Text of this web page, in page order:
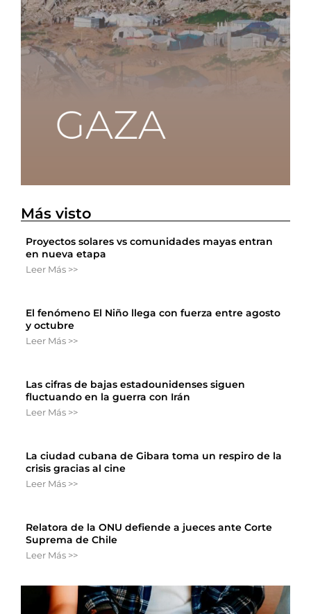
Más visto
Proyectos solares vs comunidades mayas entran
en nueva etapa
Leer Más >>
El fenómeno El Niño llega con fuerza entre agosto
y octubre
Leer Más >>
Las cifras de bajas estadounidenses siguen
fluctuando en la guerra con Irán
Leer Más >>
La ciudad cubana de Gibara toma un respiro de la
crisis gracias al cine
Leer Más >>
Relatora de la ONU defiende a jueces ante Corte
Suprema de Chile
Leer Más >>